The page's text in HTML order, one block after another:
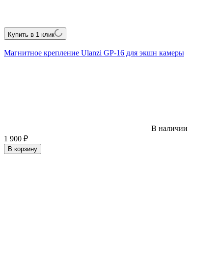
Купить в 1 клик
Магнитное крепление Ulanzi GP-16 для экшн камеры
В наличии
1 900 ₽
В корзину